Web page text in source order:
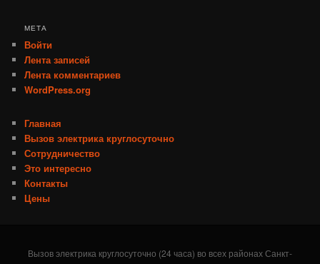
МЕТА
Войти
Лента записей
Лента комментариев
WordPress.org
Главная
Вызов электрика круглосуточно
Сотрудничество
Это интересно
Контакты
Цены
Вызов электрика круглосуточно (24 часа) во всех районах Санкт-